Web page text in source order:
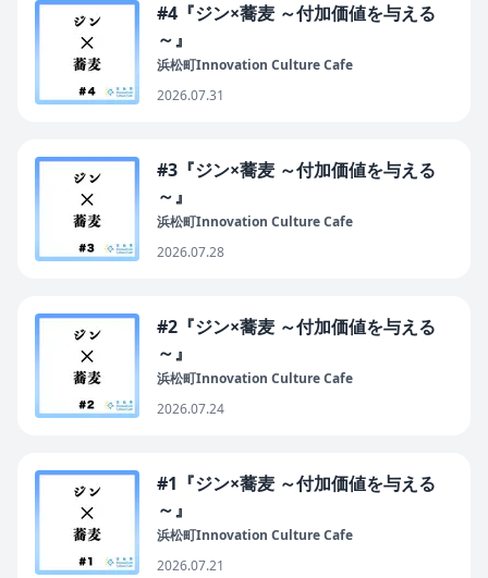
#4『ジン×蕎麦 ～付加価値を与える
～』
浜松町Innovation Culture Cafe
2026.07.31
#3『ジン×蕎麦 ～付加価値を与える
～』
浜松町Innovation Culture Cafe
2026.07.28
#2『ジン×蕎麦 ～付加価値を与える
～』
浜松町Innovation Culture Cafe
2026.07.24
#1『ジン×蕎麦 ～付加価値を与える
～』
浜松町Innovation Culture Cafe
2026.07.21